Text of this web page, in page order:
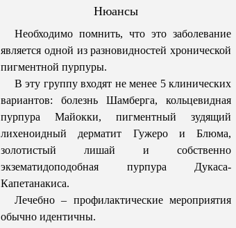
Нюансы
Необходимо помнить, что это заболевание
является одной из разновидностей хронической
пигментной пурпуры.
В эту группу входят не менее 5 клинических
вариантов: болезнь Шамберга, кольцевидная
пурпура Майокки, пигментный зудящий
лихеноидный дерматит Гужеро и Блюма,
золотистый лишай и собственно
экзематидоподобная пурпура Дукаса-
Капетанакиса.
Лечебно – профилактические мероприятия
обычно идентичны.